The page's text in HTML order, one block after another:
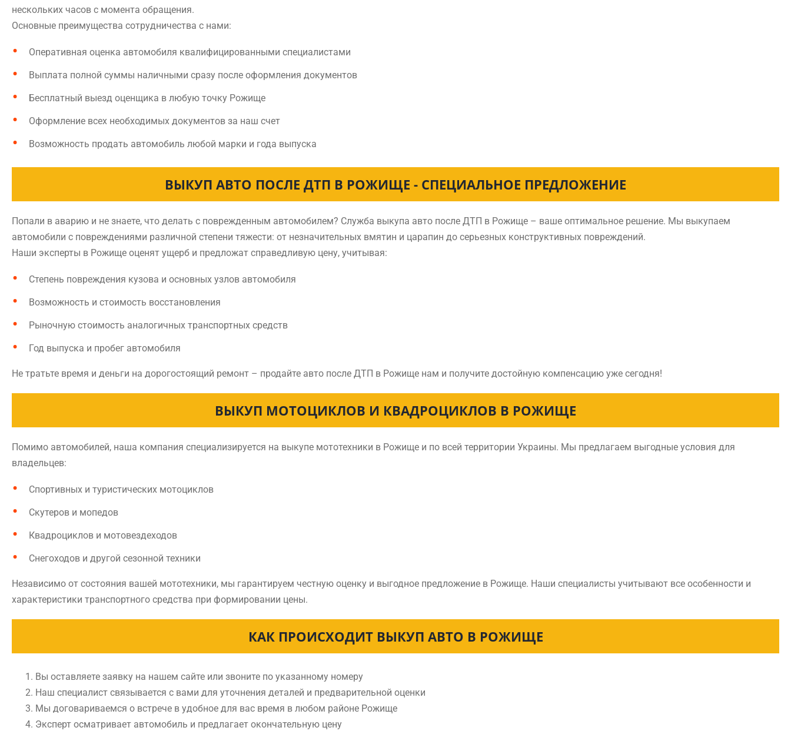
нескольких часов с момента обращения.
Основные преимущества сотрудничества с нами:
Оперативная оценка автомобиля квалифицированными специалистами
Выплата полной суммы наличными сразу после оформления документов
Бесплатный выезд оценщика в любую точку Рожище
Оформление всех необходимых документов за наш счет
Возможность продать автомобиль любой марки и года выпуска
ВЫКУП АВТО ПОСЛЕ ДТП В РОЖИЩЕ - СПЕЦИАЛЬНОЕ ПРЕДЛОЖЕНИЕ
Попали в аварию и не знаете, что делать с поврежденным автомобилем? Служба выкупа авто после ДТП в Рожище – ваше оптимальное решение. Мы выкупаем
автомобили с повреждениями различной степени тяжести: от незначительных вмятин и царапин до серьезных конструктивных повреждений.
Наши эксперты в Рожище оценят ущерб и предложат справедливую цену, учитывая:
Степень повреждения кузова и основных узлов автомобиля
Возможность и стоимость восстановления
Рыночную стоимость аналогичных транспортных средств
Год выпуска и пробег автомобиля
Не тратьте время и деньги на дорогостоящий ремонт – продайте авто после ДТП в Рожище нам и получите достойную компенсацию уже сегодня!
ВЫКУП МОТОЦИКЛОВ И КВАДРОЦИКЛОВ В РОЖИЩЕ
Помимо автомобилей, наша компания специализируется на выкупе мототехники в Рожище и по всей территории Украины. Мы предлагаем выгодные условия для
владельцев:
Спортивных и туристических мотоциклов
Скутеров и мопедов
Квадроциклов и мотовездеходов
Снегоходов и другой сезонной техники
Независимо от состояния вашей мототехники, мы гарантируем честную оценку и выгодное предложение в Рожище. Наши специалисты учитывают все особенности и
характеристики транспортного средства при формировании цены.
КАК ПРОИСХОДИТ ВЫКУП АВТО В РОЖИЩЕ
Вы оставляете заявку на нашем сайте или звоните по указанному номеру
Наш специалист связывается с вами для уточнения деталей и предварительной оценки
Мы договариваемся о встрече в удобное для вас время в любом районе Рожище
Эксперт осматривает автомобиль и предлагает окончательную цену